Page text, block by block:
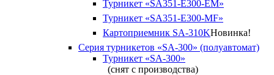
Турникет «SA351-Е300-ЕМ»
Турникет «SA351-Е300-MF»
Картоприемник SA-310KНовинка!
Серия турникетов «SA-300» (полуавтомат)
Турникет «SA-300»
(снят с производства)